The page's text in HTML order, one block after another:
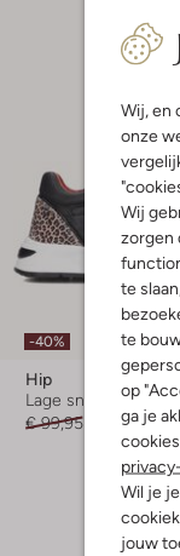
Wij, en
onze
Wij
zorgen
te
te
op
ga je
privacy-
Wil je
jouw
-40%
Hip
Lage sneakers
€ 99,95
€ 59,99